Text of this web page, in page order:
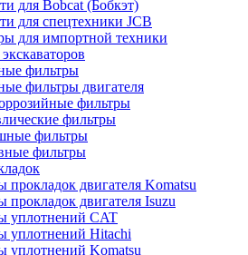
для Bobcat (Бобкэт)
для спецтехники JCB
для импортной техники
фильтры
фильтры двигателя
фильтры
фильтры
фильтры
фильтры
прокладок двигателя Komatsu
прокладок двигателя Isuzu
уплотнений CAT
уплотнений Hitachi
уплотнений Komatsu